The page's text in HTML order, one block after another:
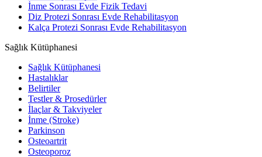
İnme Sonrası Evde Fizik Tedavi
Diz Protezi Sonrası Evde Rehabilitasyon
Kalça Protezi Sonrası Evde Rehabilitasyon
Sağlık Kütüphanesi
Sağlık Kütüphanesi
Hastalıklar
Belirtiler
Testler & Prosedürler
İlaçlar & Takviyeler
İnme (Stroke)
Parkinson
Osteoartrit
Osteoporoz